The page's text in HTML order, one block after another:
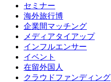
セミナー
海外旅行博
企業間マッチング
メディアタイアップ
インフルエンサー
イベント
在留外国人
クラウドファンディング